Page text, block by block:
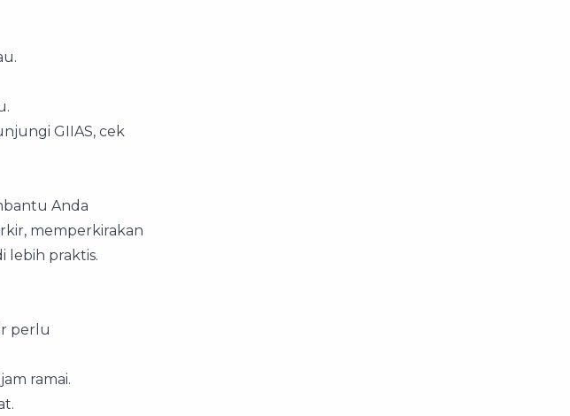
GIIAS, cek
Anda
memperkirakan
lebih praktis.
perlu
ramai.